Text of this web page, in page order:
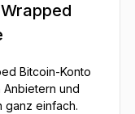
Bitcoin-Konto
Anbietern und
ganz einfach.